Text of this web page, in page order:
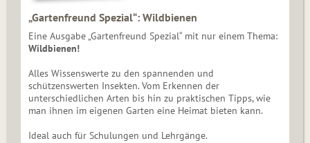
„Gartenfreund Spezial“: Wildbienen
Eine Ausgabe „Gartenfreund Spezial“ mit nur einem Thema:
Wildbienen!
Alles Wissenswerte zu den spannenden und
schützenswerten Insekten. Vom Erkennen der
unterschiedlichen Arten bis hin zu praktischen Tipps, wie
man ihnen im eigenen Garten eine Heimat bieten kann.
Ideal auch für Schulungen und Lehrgänge.